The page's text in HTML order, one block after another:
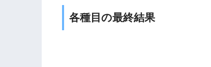
各種目の最終結果